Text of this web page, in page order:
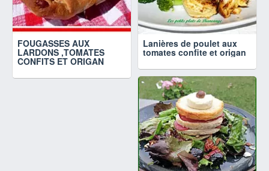
FOUGASSES AUX
LARDONS ,TOMATES
CONFITS ET ORIGAN
Lanières de poulet aux
tomates confite et origan